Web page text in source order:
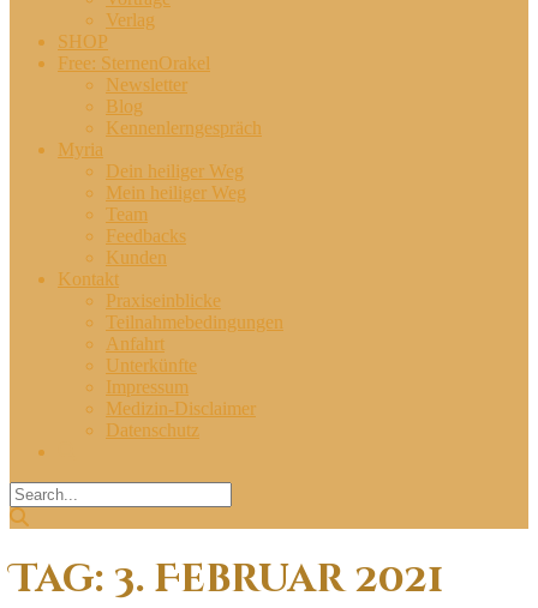
Verlag
SHOP
Free: SternenOrakel
Newsletter
Blog
Kennenlerngespräch
Myria
Dein heiliger Weg
Mein heiliger Weg
Team
Feedbacks
Kunden
Kontakt
Praxiseinblicke
Teilnahmebedingungen
Anfahrt
Unterkünfte
Impressum
Medizin-Disclaimer
Datenschutz
Tag: 3. Februar 2021